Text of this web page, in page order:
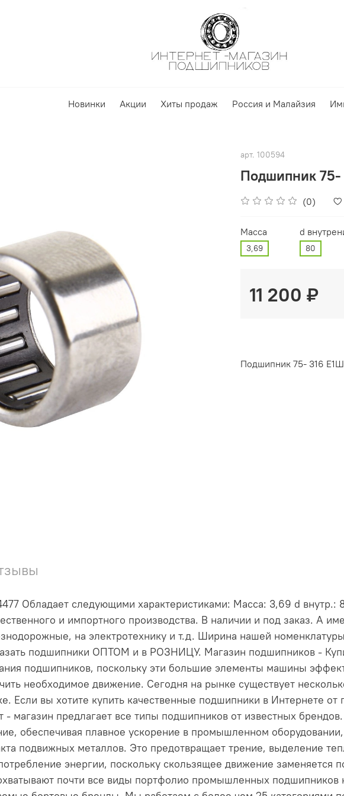
Новинки Акции Хиты продаж Россия и Малайзия
арт. 100594
Подшипник 75-
(0)
Масса
3,69
d
80
11 200 ₽
Подшипник 75- 316
Обладает следующими характеристиками: Масса: 3,69 d
и импортного производства. В наличии и под заказ. А
на электротехнику и т.д. Ширина нашей
подшипники ОПТОМ и в РОЗНИЦУ. Магазин подшипников -
подшипников, поскольку эти большие элементы машины
необходимое движение. Сегодня на рынке существует
Если вы хотите купить качественные подшипники в Интернете
- магазин предлагает все типы подшипников от известных
обеспечивая плавное ускорение в промышленном
подвижных металлов. Это предотвращает трение, выделение
энергии, поскольку скользящее движение
почти все виды портфолио промышленных подшипников